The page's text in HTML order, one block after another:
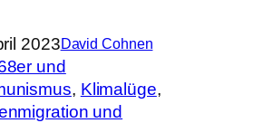
2023David Cohnen
und
, Klimalüge
und